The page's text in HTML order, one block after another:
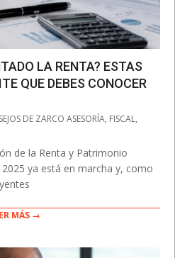
LA RENTA? ESTAS
QUE DEBES CONOCER
DE ZARCO ASESORÍA, FISCAL,
de la Renta y Patrimonio
ya está en marcha y, como
MÁS →